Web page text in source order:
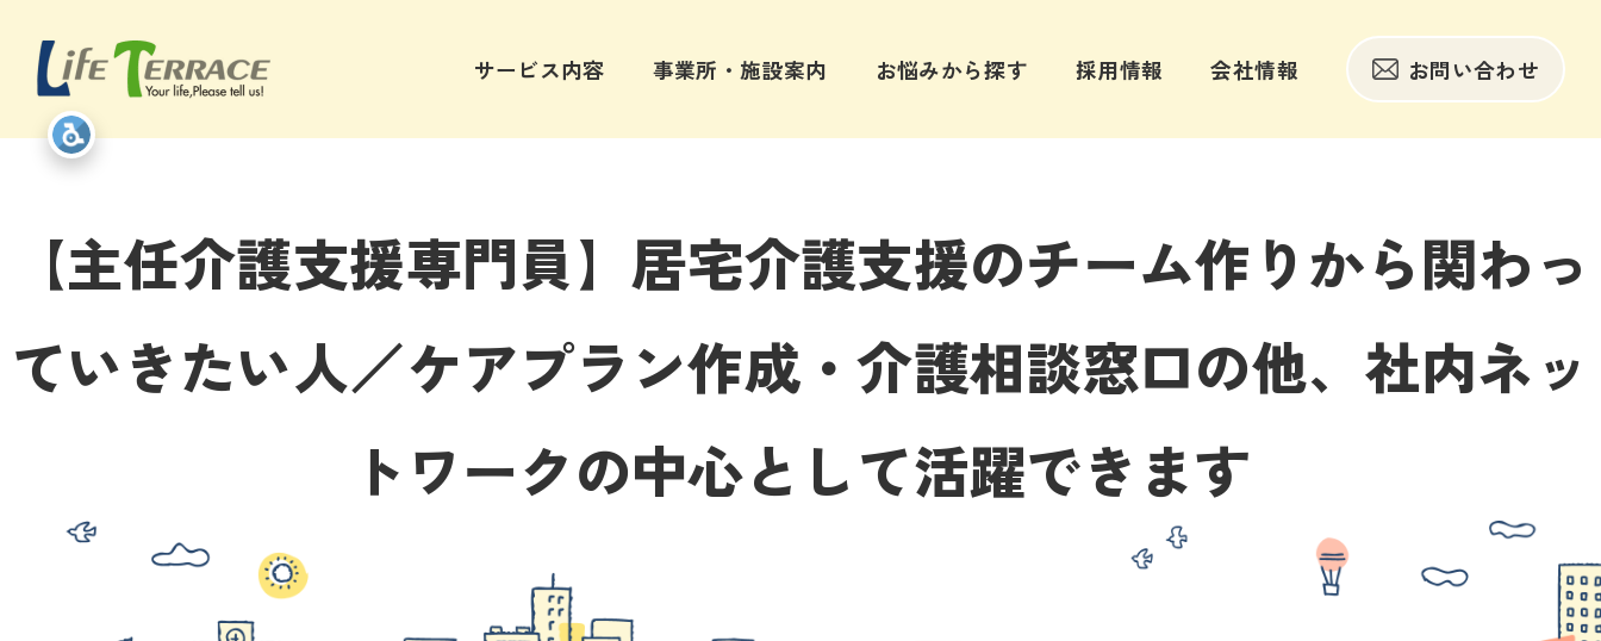
サービス内容 事業所・施設案内 お悩みから探す 採用情報 会社情報 お問い合わせ
【主任介護支援専門員】居宅介護支援のチーム作りから関わっ
ていきたい人／ケアプラン作成・介護相談窓口の他、社内ネッ
トワークの中心として活躍できます